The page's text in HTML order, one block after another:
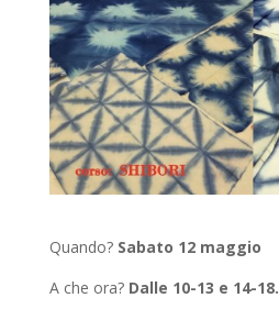
Quando? Sabato 12 maggio
A che ora? Dalle 10-13 e 14-18.